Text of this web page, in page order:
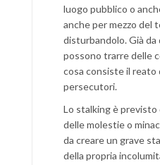
luogo pubblico o
anche per mezzo del
disturbandolo. Già
possono trarre delle
cosa consiste il
persecutori.
Lo stalking è
delle molestie o
da creare un grave
della propria